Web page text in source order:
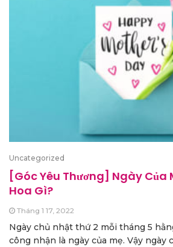
Uncategorized
[Góc Yêu Thương] Ngày Của
Hoa Gì?
Tháng 1 17, 2022
Ngày chủ nhật thứ 2 mỗi tháng 5
công nhận là ngày của mẹ. Vậy ngày